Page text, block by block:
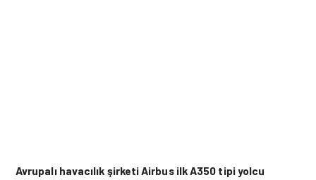
Avrupalı havacılık şirketi Airbus ilk A350 tipi yolcu